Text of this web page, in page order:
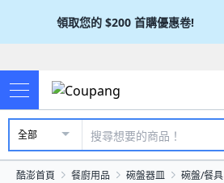
領取您的 $200 首購優惠卷!
全部
酷澎首頁 餐廚用品 碗盤器皿 碗盤/餐具